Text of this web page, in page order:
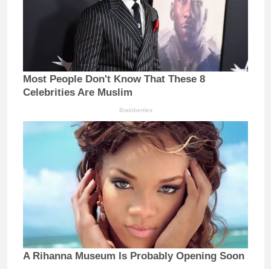
Most People Don't Know That These 8
Celebrities Are Muslim
Brainberries
A Rihanna Museum Is Probably Opening Soon